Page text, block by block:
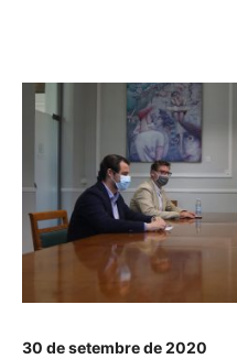
30 de setembre de 2020